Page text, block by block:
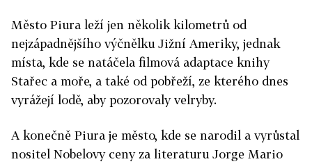
Město Piura leží jen několik kilometrů od
nejzápadnějšího výčnělku Jižní Ameriky, jednak
místa, kde se natáčela filmová adaptace knihy
Stařec a moře, a také od pobřeží, ze kterého dnes
vyrážejí lodě, aby pozorovaly velryby.
A konečně Piura je město, kde se narodil a vyrůstal
nositel Nobelovy ceny za literaturu Jorge Mario